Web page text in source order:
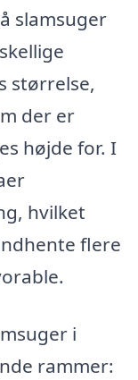
slamsuger
størrelse,
der er
højde for. I
hvilket
flere
i
rammer: